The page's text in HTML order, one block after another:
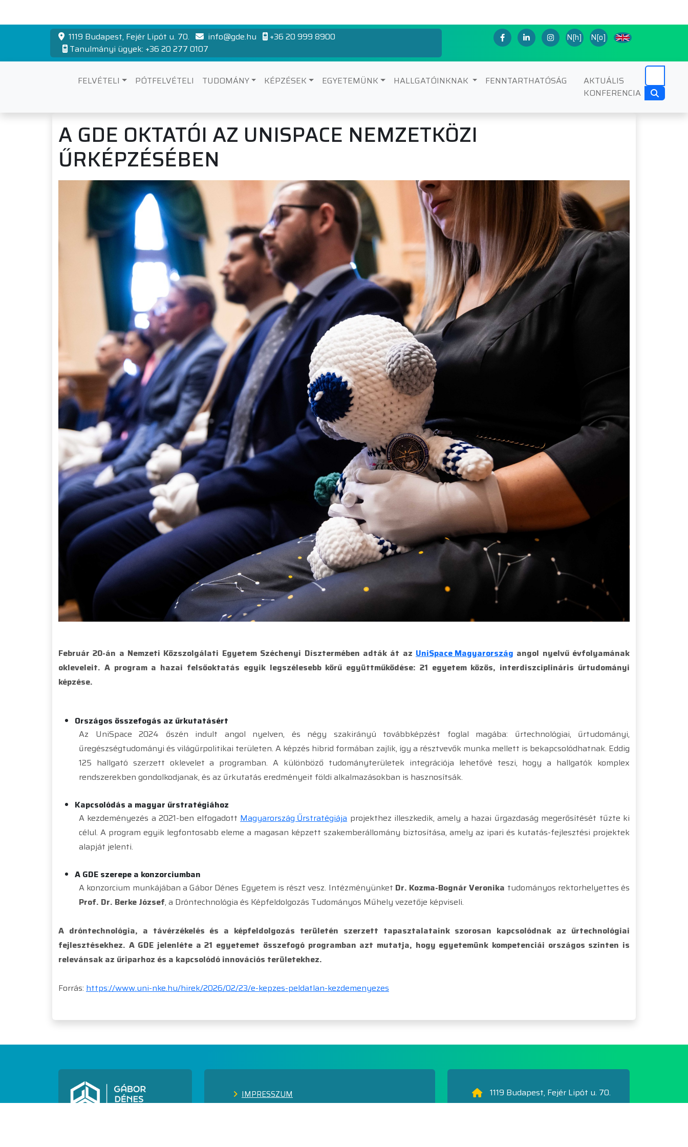
1119 Budapest, Fejér Lipót u. 70. info@gde.hu
+36 20 999 8900
Tanulmányi ügyek: +36 20 277 0107
N[h] N[o]
FELVÉTELI PÓTFELVÉTELI TUDOMÁNY KÉPZÉSEK EGYETEMÜNK HALLGATÓINKNAK FENNTARTHATÓSÁG
AKTUÁLIS
KONFERENCIA
A GDE OKTATÓI AZ UNISPACE NEMZETKÖZI
ŰRKÉPZÉSÉBEN
Február 20-án a Nemzeti Közszolgálati Egyetem Széchenyi Dísztermében adták át az UniSpace Magyarország angol nyelvű évfolyamának
okleveleit. A program a hazai felsőoktatás egyik legszélesebb körű együttműködése: 21 egyetem közös, interdiszciplináris űrtudományi
képzése.
Országos összefogás az űrkutatásért
Az UniSpace 2024 őszén indult angol nyelven, és négy szakirányú továbbképzést foglal magába: űrtechnológiai, űrtudományi,
űregészségtudományi és világűrpolitikai területen. A képzés hibrid formában zajlik, így a résztvevők munka mellett is bekapcsolódhatnak. Eddig
125 hallgató szerzett oklevelet a programban. A különböző tudományterületek integrációja lehetővé teszi, hogy a hallgatók komplex
rendszerekben gondolkodjanak, és az űrkutatás eredményeit földi alkalmazásokban is hasznosítsák.
Kapcsolódás a magyar űrstratégiához
A kezdeményezés a 2021-ben elfogadott Magyarország Űrstratégiája projekthez illeszkedik, amely a hazai űrgazdaság megerősítését tűzte ki
célul. A program egyik legfontosabb eleme a magasan képzett szakemberállomány biztosítása, amely az ipari és kutatás-fejlesztési projektek
alapját jelenti.
A GDE szerepe a konzorciumban
A konzorcium munkájában a Gábor Dénes Egyetem is részt vesz. Intézményünket Dr. Kozma-Bognár Veronika tudományos rektorhelyettes és
Prof. Dr. Berke József, a Dróntechnológia és Képfeldolgozás Tudományos Műhely vezetője képviseli.
A dróntechnológia, a távérzékelés és a képfeldolgozás területén szerzett tapasztalataink szorosan kapcsolódnak az űrtechnológiai
fejlesztésekhez. A GDE jelenléte a 21 egyetemet összefogó programban azt mutatja, hogy egyetemünk kompetenciái országos szinten is
relevánsak az űriparhoz és a kapcsolódó innovációs területekhez.
Forrás: https://www.uni-nke.hu/hirek/2026/02/23/e-kepzes-peldatlan-kezdemenyezes
IMPRESSZUM
1119 Budapest, Fejér Lipót u. 70.